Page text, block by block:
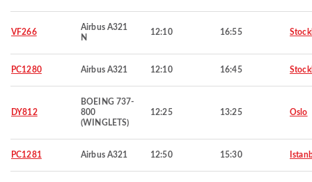
VF266
Airbus A321
N
12:10 16:55
PC1280 Airbus A321 12:10 16:45
DY812
BOEING 737-
800
(WINGLETS)
12:25 13:25 Oslo
PC1281 Airbus A321 12:50 15:30